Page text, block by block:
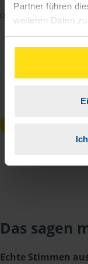
Partner führen
weiteren Daten
haben oder die
gesammelt
können Sie der
unserer➔
Mit dem
Bearbeitung
Analyse der
Die
Kenntnis
Das sagen
Echte Stimmen